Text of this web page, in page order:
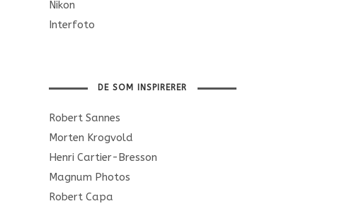
Nikon
Interfoto
DE SOM INSPIRERER
Robert Sannes
Morten Krogvold
Henri Cartier-Bresson
Magnum Photos
Robert Capa